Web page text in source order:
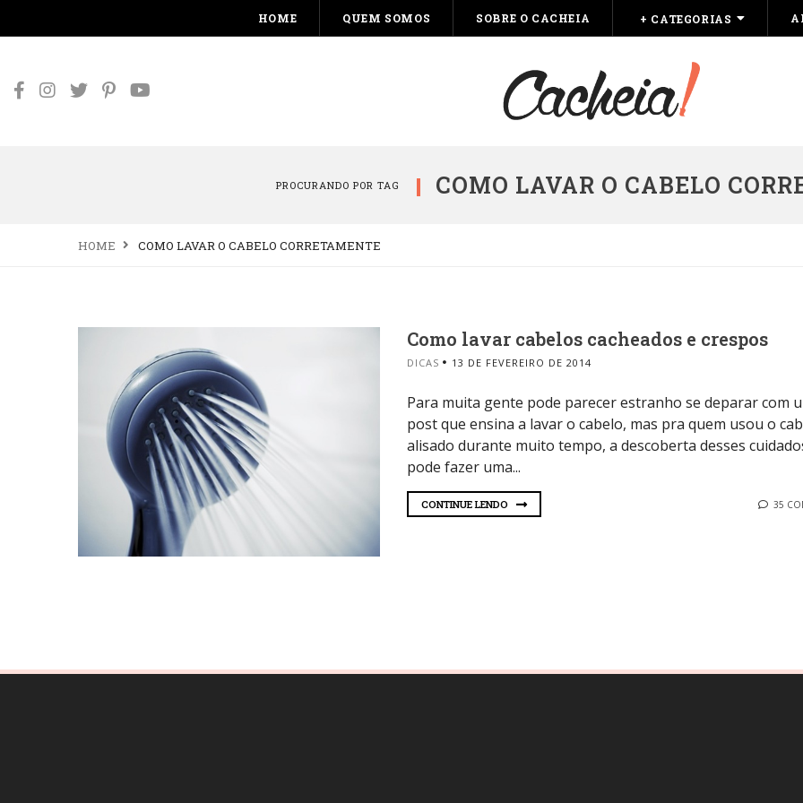
HOME QUEM SOMOS SOBRE O CACHEIA + CATEGORIAS
PROCURANDO POR TAG COMO LAVAR O CABELO
HOME COMO LAVAR O CABELO CORRETAMENTE
Como lavar cabelos cacheados e crespos
DICAS 13 DE FEVEREIRO DE 2014
Para muita gente pode parecer estranho se deparar com
post que ensina a lavar o cabelo, mas pra quem usou o
alisado durante muito tempo, a descoberta desses
pode fazer uma...
CONTINUE LENDO 35